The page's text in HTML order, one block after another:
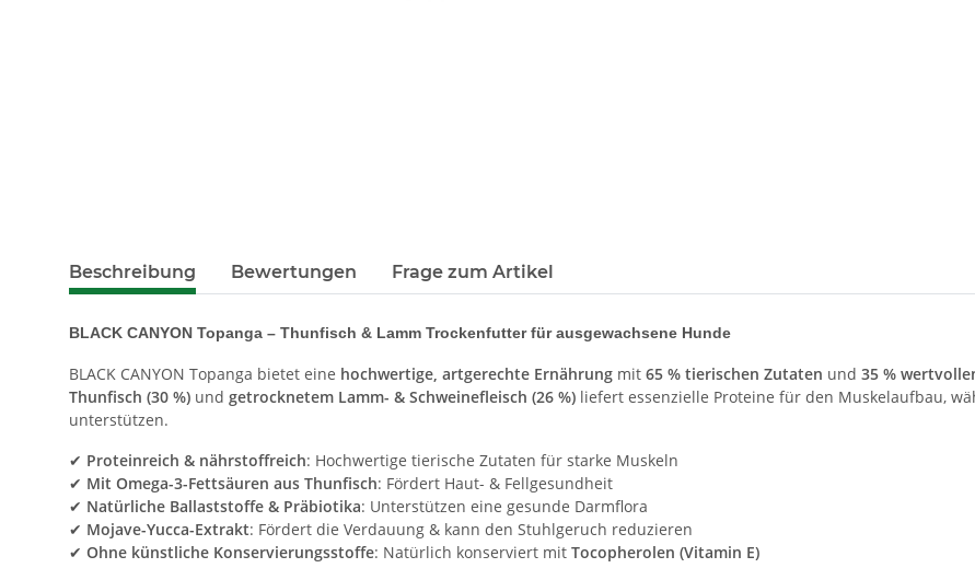
Beschreibung Bewertungen Frage zum Artikel
BLACK CANYON Topanga – Thunfisch & Lamm Trockenfutter für ausgewachsene Hunde
BLACK CANYON Topanga bietet eine hochwertige, artgerechte Ernährung mit 65 % tierischen Zutaten und 35 %
Thunfisch (30 %) und getrocknetem Lamm- & Schweinefleisch (26 %) liefert essenzielle Proteine für den Muskelaufbau,
unterstützen.
✔ Proteinreich & nährstoffreich: Hochwertige tierische Zutaten für starke Muskeln
✔ Mit Omega-3-Fettsäuren aus Thunfisch: Fördert Haut- & Fellgesundheit
✔ Natürliche Ballaststoffe & Präbiotika: Unterstützen eine gesunde Darmflora
✔ Mojave-Yucca-Extrakt: Fördert die Verdauung & kann den Stuhlgeruch reduzieren
✔ Ohne künstliche Konservierungsstoffe: Natürlich konserviert mit Tocopherolen (Vitamin E)